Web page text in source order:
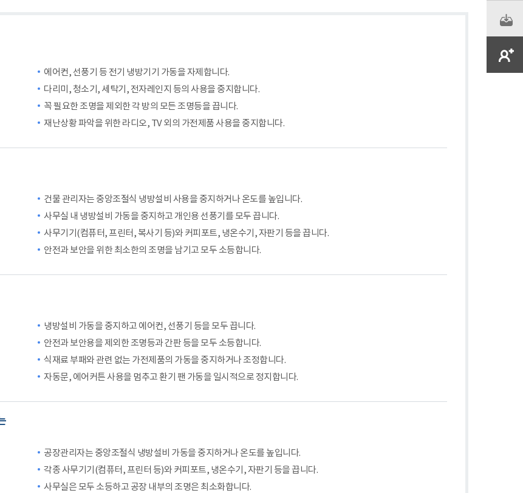
에어컨, 선풍기 등 전기 냉방기기 가동을 자제합니다.
다리미, 청소기, 세탁기, 전자레인지 등의 사용을 중지합니다.
꼭 필요한 조명을 제외한 각 방의 모든 조명등을 끕니다.
재난상황 파악을 위한 라디오, TV 외의 가전제품 사용을 중지합니다.
건물 관리자는 중앙조절식 냉방설비 사용을 중지하거나 온도를 높입니다.
사무실 내 냉방설비 가동을 중지하고 개인용 선풍기를 모두 끕니다.
사무기기(컴퓨터, 프린터, 복사기 등)와 커피포트, 냉온수기, 자판기 등을 끕니다.
안전과 보안을 위한 최소한의 조명을 남기고 모두 소등합니다.
냉방설비 가동을 중지하고 에어컨, 선풍기 등을 모두 끕니다.
안전과 보안용을 제외한 조명등과 간판 등을 모두 소등합니다.
식재료 부패와 관련 없는 가전제품의 가동을 중지하거나 조정합니다.
자동문, 에어커튼 사용을 멈추고 환기 팬 가동을 일시적으로 정지합니다.
공장관리자는 중앙조절식 냉방설비 가동을 중지하거나 온도를 높입니다.
각종 사무기기(컴퓨터, 프린터 등)와 커피포트, 냉온수기, 자판기 등을 끕니다.
사무실은 모두 소등하고 공장 내부의 조명은 최소화합니다.